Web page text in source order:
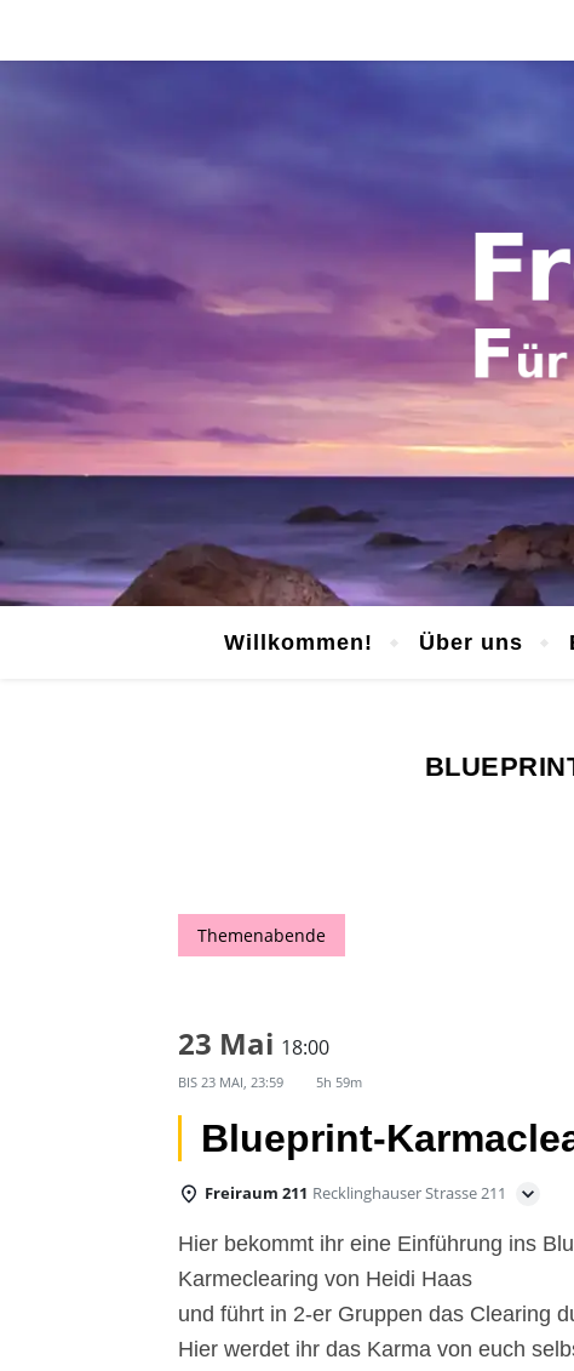
Willkommen! Über uns
Themenabende
23 Mai 18:00
BIS 23 MAI, 23:59 5h 59m
Blueprint-
Freiraum 211 Recklinghauser Strasse 211
Hier bekommt ihr eine Einführung ins
Karmeclearing von Heidi Haas
und führt in 2-er Gruppen das Clearing
Hier werdet ihr das Karma von euch